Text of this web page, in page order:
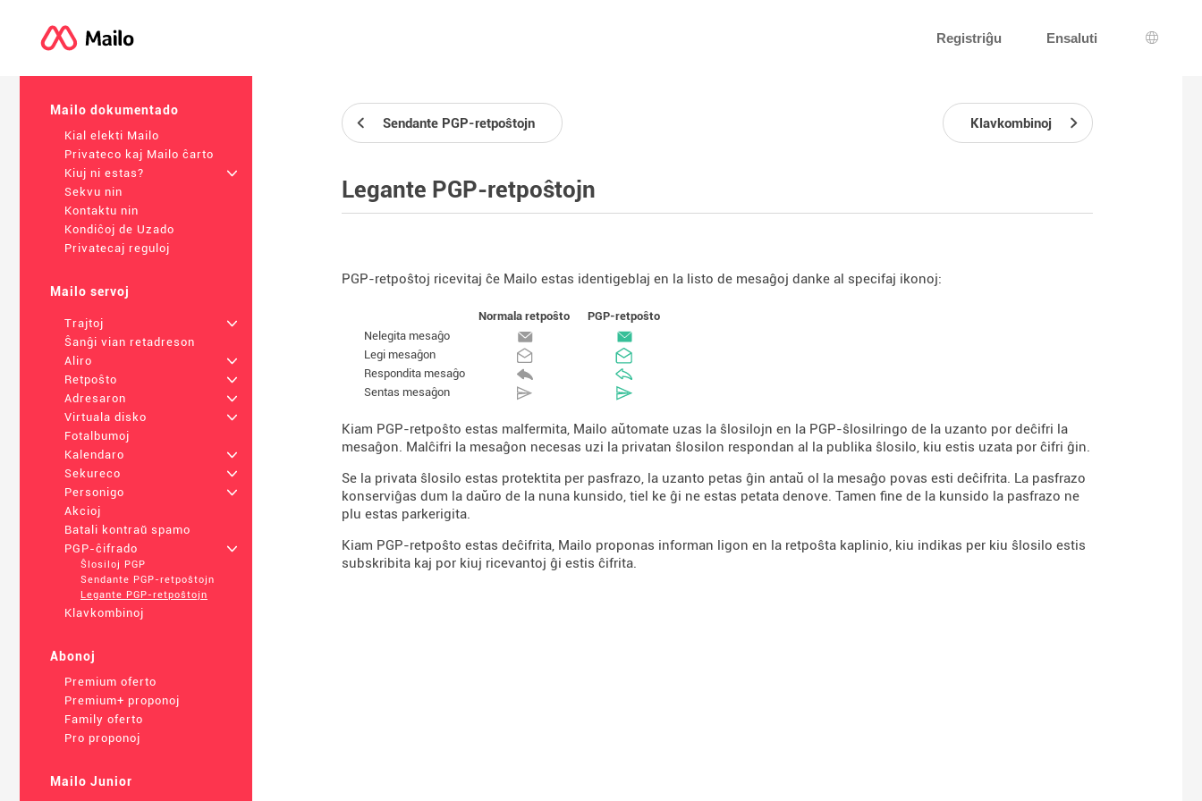
Registriĝu Ensaluti
Lingva
Mailo dokumentado
Kial elekti Mailo
Privateco kaj Mailo ĉarto
Kiuj ni estas?
+
Sekvu nin
Kontaktu nin
Kondiĉoj de Uzado
Privatecaj reguloj
Mailo servoj
Trajtoj
+
Ŝanĝi vian retadreson
Aliro
+
Retpoŝto
+
Adresaron
+
Virtuala disko
+
Fotalbumoj
Kalendaro
+
Sekureco
+
Personigo
+
Akcioj
Batali kontraŭ spamo
PGP-ĉifrado
+
Ŝlosiloj PGP
Sendante PGP-retpoŝtojn
Legante PGP-retpoŝtojn
Klavkombinoj
Abonoj
Premium oferto
Premium+ proponoj
Family oferto
Pro proponoj
Mailo Junior
Sendante PGP-retpoŝtojn Klavkombinoj
Legante PGP-retpoŝtojn
PGP-retpoŝtoj ricevitaj ĉe Mailo estas identigeblaj en la listo de mesaĝoj danke al specifaj ikonoj:
Normala retpoŝto
PGP-retpoŝto
Nelegita mesaĝo
Legi mesaĝon
Respondita mesaĝo
Sentas mesaĝon
Kiam PGP-retpoŝto estas malfermita, Mailo aŭtomate uzas la ŝlosilojn en la PGP-ŝlosilringo de la uzanto por deĉifri la
mesaĝon. Malĉifri la mesaĝon necesas uzi la privatan ŝlosilon respondan al la publika ŝlosilo, kiu estis uzata por ĉifri ĝin.
Se la privata ŝlosilo estas protektita per pasfrazo, la uzanto petas ĝin antaŭ ol la mesaĝo povas esti deĉifrita. La pasfrazo
konserviĝas dum la daŭro de la nuna kunsido, tiel ke ĝi ne estas petata denove. Tamen fine de la kunsido la pasfrazo ne
plu estas parkerigita.
Kiam PGP-retpoŝto estas deĉifrita, Mailo proponas informan ligon en la retpoŝta kaplinio, kiu indikas per kiu ŝlosilo estis
subskribita kaj por kiuj ricevantoj ĝi estis ĉifrita.